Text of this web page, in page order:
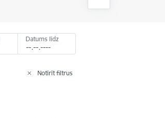
Datums līdz
Notīrīt filtrus